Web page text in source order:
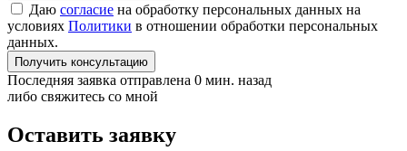
Даю согласие на обработку персональных данных на
условиях Политики в отношении обработки персональных
данных.
Получить консультацию
Последняя заявка отправлена 0 мин. назад
либо свяжитесь со мной
Оставить заявку